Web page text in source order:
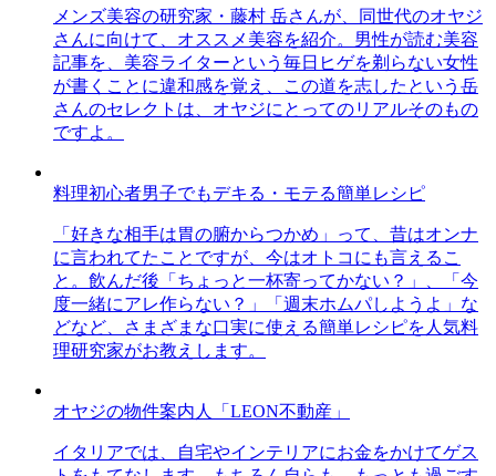
メンズ美容の研究家・藤村 岳さんが、同世代のオヤジ
さんに向けて、オススメ美容を紹介。男性が読む美容
記事を、美容ライターという毎日ヒゲを剃らない女性
が書くことに違和感を覚え、この道を志したという岳
さんのセレクトは、オヤジにとってのリアルそのもの
ですよ。
料理初心者男子でもデキる・モテる簡単レシピ
「好きな相手は胃の腑からつかめ」って、昔はオンナ
に言われてたことですが、今はオトコにも言えるこ
と。飲んだ後「ちょっと一杯寄ってかない？」、「今
度一緒にアレ作らない？」「週末ホムパしようよ」な
どなど、さまざまな口実に使える簡単レシピを人気料
理研究家がお教えします。
オヤジの物件案内人「LEON不動産」
イタリアでは、自宅やインテリアにお金をかけてゲス